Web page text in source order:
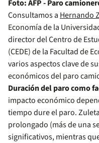
Foto: AFP - Paro
Consultamos a Hernando
Economía de la
director del Centro de
(CEDE) de la Facultad de
varios aspectos clave de
económicos del paro
Duración del paro como
impacto económico
tiempo dure el paro.
prolongado (más de una
significativos, mientras